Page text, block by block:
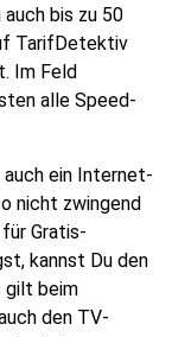
bis zu 50
TarifDetektiv
Im Feld
alle Speed-
ein Internet-
nicht zwingend
Gratis-
kannst Du den
gilt beim
den TV-